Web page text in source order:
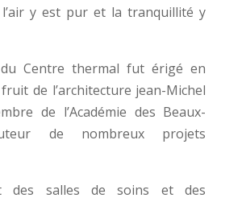
y est pur et la tranquillité y
Centre thermal fut érigé en
de l’architecture jean-Michel
de l’Académie des Beaux-
de nombreux projets
des salles de soins et des